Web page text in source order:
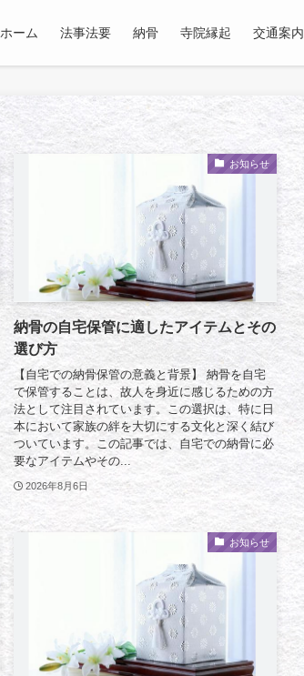
ホーム 法事法要 納骨 寺院縁起 交通案内
お知らせ
納骨の自宅保管に適したアイテムとその
選び方
【自宅での納骨保管の意義と背景】 納骨を自宅
で保管することは、故人を身近に感じるための方
法として注目されています。この選択は、特に日
本において家族の絆を大切にする文化と深く結び
ついています。この記事では、自宅での納骨に必
要なアイテムやその...
2026年8月6日
お知らせ